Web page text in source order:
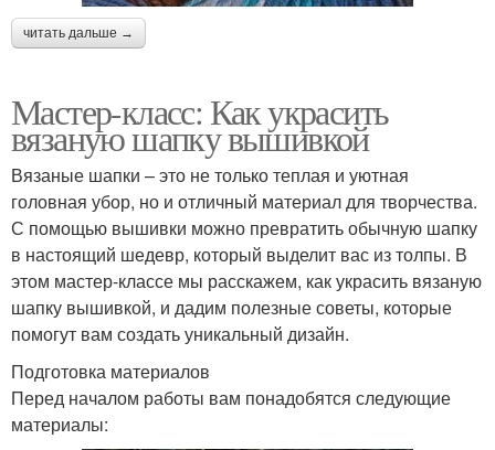
читать дальше →
Мастер-класс: Как украсить
вязаную шапку вышивкой
Вязаные шапки – это не только теплая и уютная
головная убор, но и отличный материал для творчества.
С помощью вышивки можно превратить обычную шапку
в настоящий шедевр, который выделит вас из толпы. В
этом мастер-классе мы расскажем, как украсить вязаную
шапку вышивкой, и дадим полезные советы, которые
помогут вам создать уникальный дизайн.
Подготовка материалов
Перед началом работы вам понадобятся следующие
материалы: